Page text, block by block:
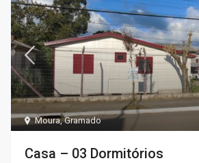
Moura,Gramado
Casa – 03 Dormitórios